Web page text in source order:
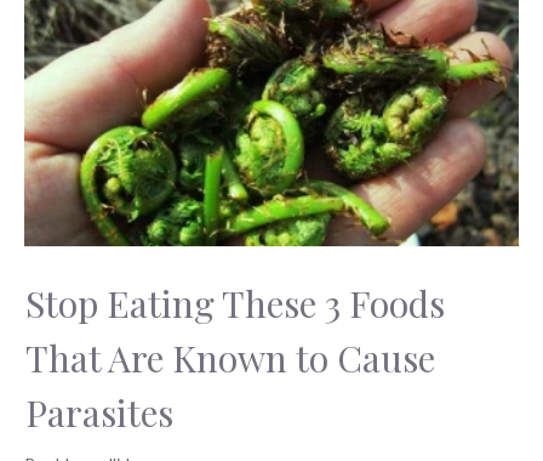
Stop Eating These 3 Foods
That Are Known to Cause
Parasites